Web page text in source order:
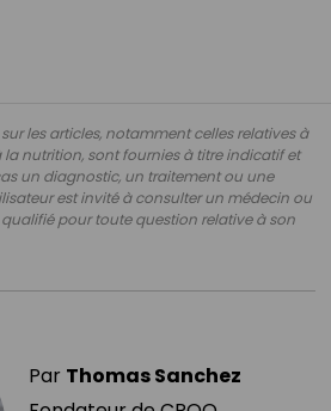
les articles, notamment celles relatives à
nutrition, sont fournies à titre indicatif et
un diagnostic, un traitement ou une
est invité à consulter un médecin ou
pour toute question relative à son
Par Thomas Sanchez